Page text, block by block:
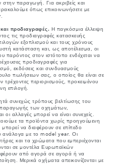
παραγωγή. Για ακριβείς και
όπως επικοινωνήσετε με
προδιαγραφές. Η παγκόσμια έλλειψη
τις προδιαγραφές κατασκευής
εξοπλισμού και τους χρόνους
κατάσταση και, ως αποτέλεσμα, οι
παρόντος στον ιστότοπο ενδέχεται να
προδιαγραφές για
εκδόσεις και συνδυασμούς
πωλήσεων σας, ο οποίος θα είναι σε
τρέχοντες περιορισμούς, προκειμένου
επιλογή.
συνεχώς τρόπους βελτίωσης του
παραγωγής των οχημάτων,
αλλαγές μπορεί να είναι συνεχείς.
τα προϊόντα χωρίς προηγούμενη
να διαφέρουν σε επίπεδο
ανάλογα με το model year. Οι
και τα χρώματα που εμπεριέχονται
σε μοντέλα Ευρωπαϊκών
από αγορά σε αγορά ή να
Μερικά οχήματα απεικονίζονται με